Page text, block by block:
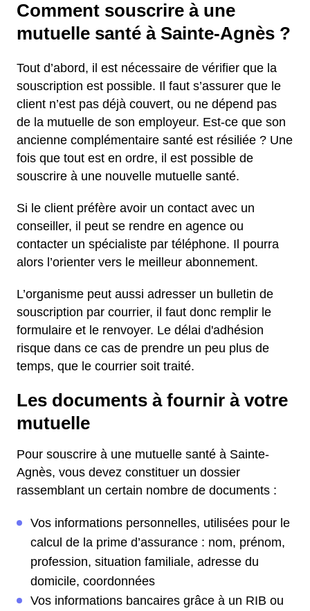
Comment souscrire à une
mutuelle santé à Sainte-Agnès ?
Tout d’abord, il est nécessaire de vérifier que la
souscription est possible. Il faut s’assurer que le
client n’est pas déjà couvert, ou ne dépend pas
de la mutuelle de son employeur. Est-ce que son
ancienne complémentaire santé est résiliée ? Une
fois que tout est en ordre, il est possible de
souscrire à une nouvelle mutuelle santé.
Si le client préfère avoir un contact avec un
conseiller, il peut se rendre en agence ou
contacter un spécialiste par téléphone. Il pourra
alors l’orienter vers le meilleur abonnement.
L’organisme peut aussi adresser un bulletin de
souscription par courrier, il faut donc remplir le
formulaire et le renvoyer. Le délai d'adhésion
risque dans ce cas de prendre un peu plus de
temps, que le courrier soit traité.
Les documents à fournir à votre
mutuelle
Pour souscrire à une mutuelle santé à Sainte-
Agnès, vous devez constituer un dossier
rassemblant un certain nombre de documents :
Vos informations personnelles, utilisées pour le
calcul de la prime d’assurance : nom, prénom,
profession, situation familiale, adresse du
domicile, coordonnées
Vos informations bancaires grâce à un RIB ou